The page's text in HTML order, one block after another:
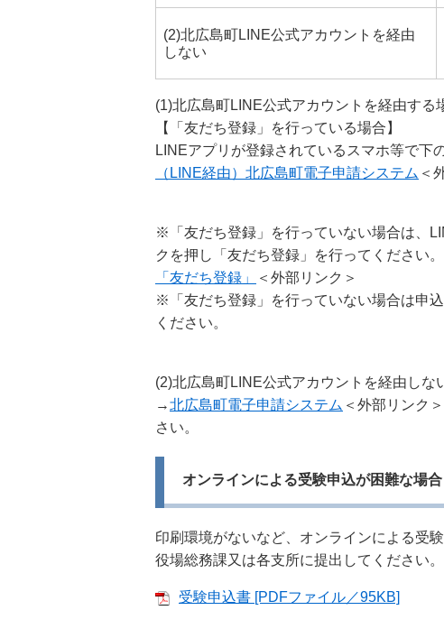
(2)北広島町LINE公式アカウントを経由
しない
(1)北広島町LINE公式アカウントを経由する
【「友だち登録」を行っている場合】
LINEアプリが登録されているスマホ等で下
（LINE経由）北広島町電子申請システム ＜
※「友だち登録」を行っていない場合は、
クを押し「友だち登録」を行ってください。
「友だち登録」
＜外部リンク＞
※「友だち登録」を行っていない場合は申
ください。
(2)北広島町LINE公式アカウントを経由しな
→北広島町電子申請システム ＜外部リンク＞
さい。
オンラインによる受験申込が困難な場合
印刷環境がないなど、オンラインによる受
役場総務課又は各支所に提出してください。
受験申込書 [PDFファイル／95KB]